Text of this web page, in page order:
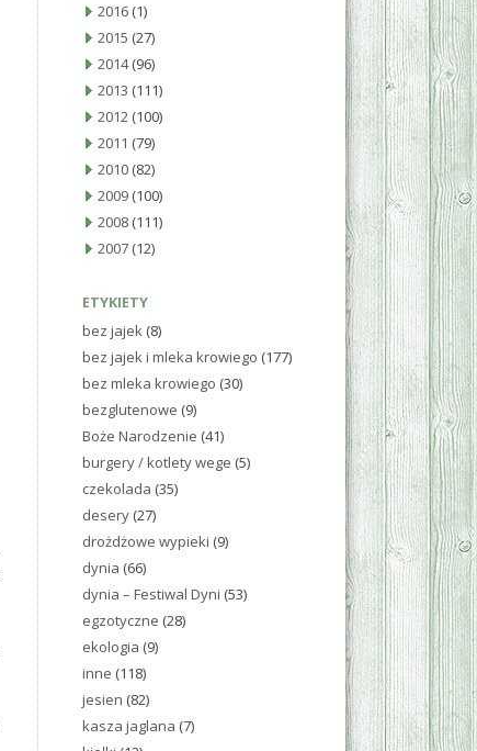
2016 (1)
2015 (27)
2014(96)
2013 (111)
2012 (100)
2011 (79)
2010 (82)
2009 (100)
2008 (111)
2007 (12)
ETYKIETY
bez jajek (8)
bez jajek i mleka krowiego (177)
bez mleka krowiego (30)
bezglutenowe (9)
Boże Narodzenie (41)
burgery / kotlety wege (5)
czekolada (35)
desery (27)
drożdżowe wypieki (9)
dynia (66)
dynia – Festiwal Dyni (53)
egzotyczne (28)
ekologia (9)
inne (118)
jesien (82)
kasza jaglana (7)